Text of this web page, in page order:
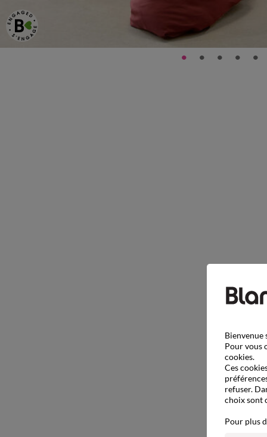
Bienvenue
Pour vous
cookies.
Ces
refuser.
choix sont
Pour plus